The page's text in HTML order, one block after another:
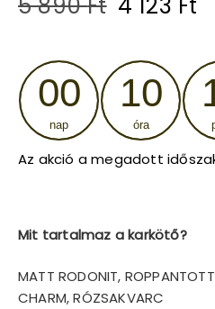
was:
5
890 Ft.
00
nap
10
óra
Az akció a megadott
Mit tartalmaz a karkötő?
MATT RODONIT,
CHARM, RÓZSAKVARC